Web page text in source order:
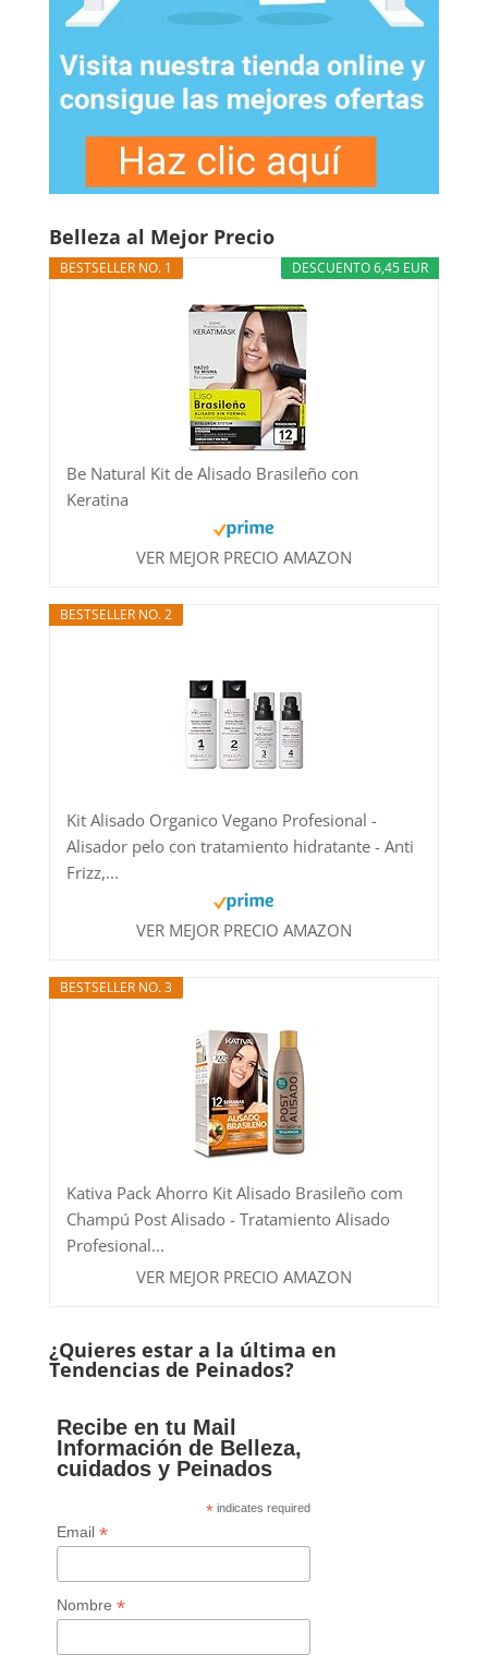
Belleza al Mejor Precio
DESCUENTO 6,45 EUR
BESTSELLER NO. 1
Be Natural Kit de Alisado Brasileño con
Keratina
VER MEJOR PRECIO AMAZON
BESTSELLER NO. 2
Kit Alisado Organico Vegano Profesional -
Alisador pelo con tratamiento hidratante - Anti
Frizz,...
VER MEJOR PRECIO AMAZON
BESTSELLER NO. 3
Kativa Pack Ahorro Kit Alisado Brasileño com
Champú Post Alisado - Tratamiento Alisado
Profesional...
VER MEJOR PRECIO AMAZON
¿Quieres estar a la última en
Tendencias de Peinados?
Recibe en tu Mail
Información de Belleza,
cuidados y Peinados
* indicates required
Email*
Nombre*